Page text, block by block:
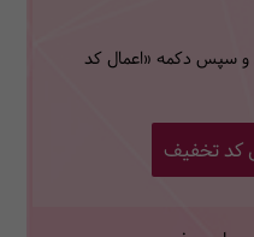
و سپس دکمه «اعمال کد
کد تخفیف